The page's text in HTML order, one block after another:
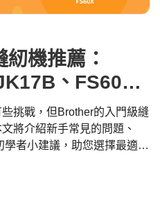
機推薦：
、FS60X
挑戰，但Brother的入門級縫
將介紹新手常見的問題、
學者小建議，助您選擇最適合